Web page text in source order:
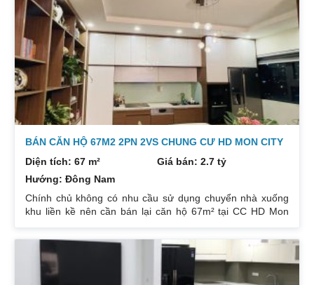
Hướng: TB, ban công Đông Nam. Thiết kế: 4 ngủ 3WC DT:
174m². Nội thất đẹp thiết kế sang trọng trẻ trung. Phòng
khách, bếp, thiết bị vệ sinh tất cả đều mới và sử dụng tốt.
Nhà đã có sổ pháp
BÁN CĂN HỘ 67M2 2PN 2VS CHUNG CƯ HD MON CITY
Diện tích: 67 m²
Giá bán: 2.7 tỷ
Hướng: Đông Nam
Chính chủ không có nhu cầu sử dụng chuyển nhà xuống
khu liền kề nên cần bán lại căn hộ 67m² tại CC HD Mon
công hướng Đông Nam căn góc nhiều mặt thoáng và có
ban công nhỏ phòng ngủ chính. Đồ nội thất cao cấp bán
để lại toàn bộ nội thất cao cấp theo phong cách Châu Âu.
Sổ đỏ chính chủ xem nhà 24/24. Liên hệ xem nhà: